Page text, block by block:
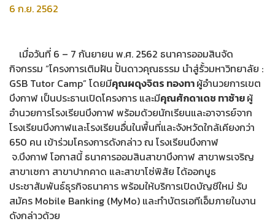
6 ก.ย. 2562
เมื่อวันที่ 6 – 7 กันยายน พ.ศ. 2562 ธนาคารออมสินจัด
กิจกรรม “โครงการเติมฝัน ปั้นดาวคุณธรรม นำสู่รั้วมหาวิทยาลัย :
GSB Tutor Camp” โดยมีคุณผดุงจิตร ทองทาผู้อำนวยการเขต
บึงกาฬ เป็นประธานเปิดโครงการ และมีคุณศักดาเดช ทาซ้ายผู้
อำนวยการโรงเรียนบึงกาฬ พร้อมด้วยนักเรียนและอาจารย์จาก
โรงเรียนบึงกาฬและโรงเรียนอื่นในพื้นที่และจังหวัดใกล้เคียงกว่า
650 คน เข้าร่วมโครงการดังกล่าว ณ โรงเรียนบึงกาฬ
จ.บึงกาฬ โอกาสนี้ ธนาคารออมสินสาขาบึงกาฬ สาขาพรเจริญ
สาขาเซกา สาขาปากคาด และสาขาโซ่พิสัย ได้ออกบูธ
ประชาสัมพันธ์ธุรกิจธนาคาร พร้อมให้บริการเปิดบัญชีใหม่ รับ
สมัคร Mobile Banking (MyMo) และทำบัตรเอทีเอ็มภายในงาน
ดังกล่าวด้วย